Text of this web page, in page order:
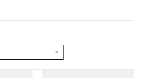
Atmosphäre.